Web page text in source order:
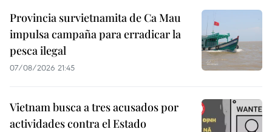
Provincia survietnamita de Ca Mau
impulsa campaña para erradicar la
pesca ilegal
07/08/2026 21:45
Vietnam busca a tres acusados por
actividades contra el Estado